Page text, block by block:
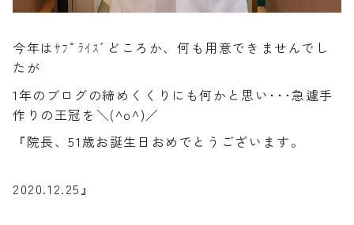
今年はｻﾌﾟﾗｲｽﾞどころか、何も用意できませんでし
たが
1年のブログの締めくくりにも何かと思い･･･急遽手
作りの王冠を＼(^o^)／
『院長、51歳お誕生日おめでとうございます。
2020.12.25』